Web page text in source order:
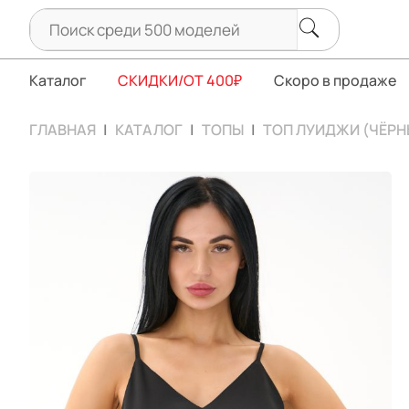
Каталог СКИДКИ/ОТ 400₽ Скоро в продаже
ГЛАВНАЯ КАТАЛОГ ТОПЫ ТОП ЛУИДЖИ